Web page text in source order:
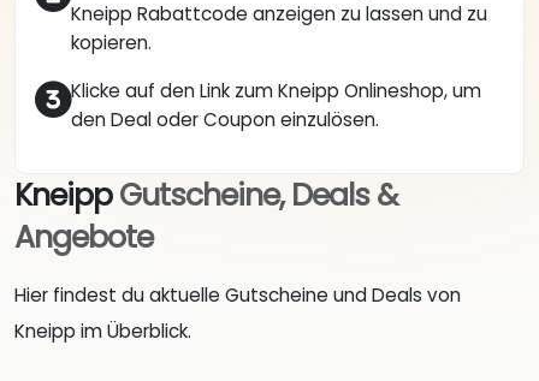
Kneipp Rabattcode anzeigen zu lassen und zu
kopieren.
Klicke auf den Link zum Kneipp Onlineshop, um
den Deal oder Coupon einzulösen.
KneippGutscheine, Deals &
Angebote
Hier findest du aktuelle Gutscheine und Deals von
Kneipp im Überblick.